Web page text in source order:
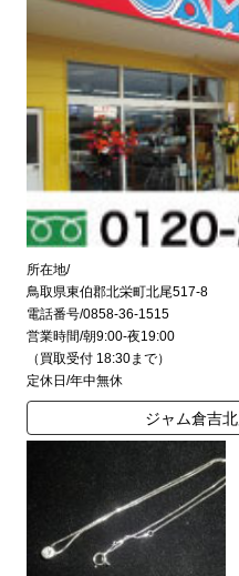
所在地/
鳥取県東伯郡北栄町北尾517-8
電話番号/0858-36-1515
営業時間/朝9:00-夜19:00
（買取受付 18:30まで）
定休日/年中無休
ジャム倉吉